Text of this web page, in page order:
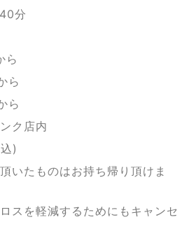
分
ら
ら
ら
ク店内
)
いたものはお持ち帰り頂けま
スを軽減するためにもキャンセ